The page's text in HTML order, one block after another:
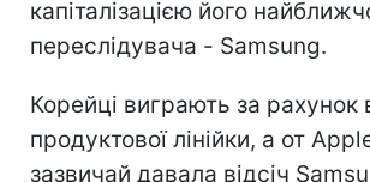
капіталізацією його
переслідувача - Samsung.
Корейці виграють за рахунок
продуктової лінійки, а от
зазвичай давала відсіч